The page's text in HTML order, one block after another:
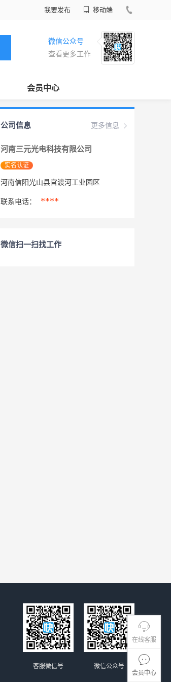
我要发布 移动端
微信公众号
查看更多工作
会员中心
在线客服
会员中心
更多信息
公司信息
河南三元光电科技有限公司
实名认证
河南信阳光山县官渡河工业园区
联系电话： ****
微信扫一扫找工作
微信公众号
客服微信号